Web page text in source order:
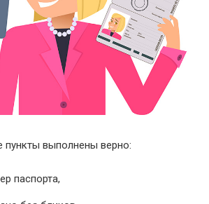
пункты выполнены верно:
паспорта,